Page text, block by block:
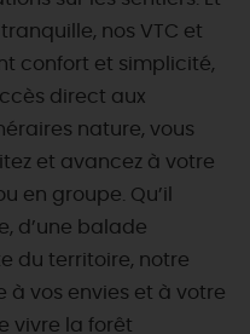
nos VTC et
confort et simplicité,
direct aux
nature, vous
et avancez à votre
en groupe. Qu’il
d’une balade
du territoire, notre
à vos envies et à votre
vivre la forêt